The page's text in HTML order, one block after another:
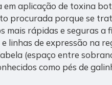
em aplicação de toxina
procurada porque se
mais rápidas e seguras a
linhas de expressão na
(espaço entre
como pés de